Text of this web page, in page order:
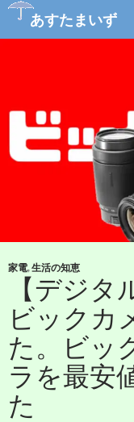
あすたまいず
へ
キ
家電,生活の知恵
【デジタ
ビックカ
た。ビッ
ラを最安
た